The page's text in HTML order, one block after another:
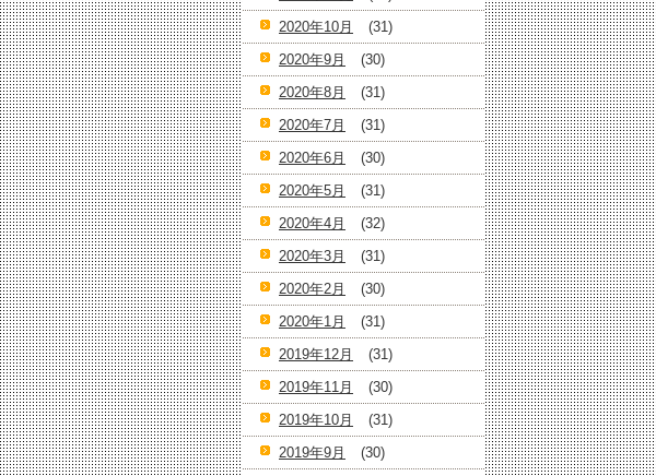
2020年10月
(31)
2020年9月
(30)
2020年8月
(31)
2020年7月
(31)
2020年6月
(30)
2020年5月
(31)
2020年4月
(32)
2020年3月
(31)
2020年2月
(30)
2020年1月
(31)
2019年12月
(31)
2019年11月
(30)
2019年10月
(31)
2019年9月
(30)